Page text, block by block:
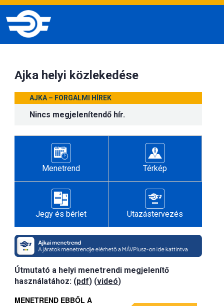
Ajka helyi közlekedése
AJKA – FORGALMI HÍREK
Nincs megjelenítendő hír.
Menetrend Térkép
Jegy és bérlet Utazástervezés
Útmutató a helyi menetrendi megjelenítő
használatához: (pdf) (videó)
MENETREND EBBŐL A